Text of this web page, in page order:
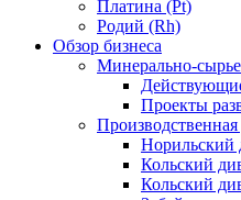
Платина (Pt)
Родий (Rh)
Обзор бизнеса
Минерально-
Проекты
Производственная
Норильский
Кольский
Кольский